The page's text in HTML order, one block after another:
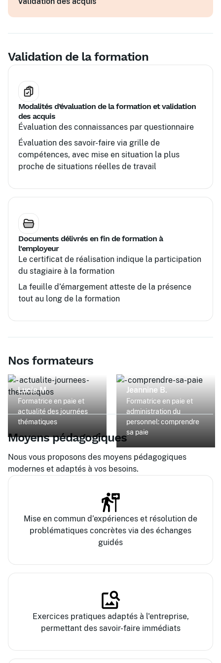
administrative
Mise à jour des connaissances légales
Validation de la formation
Modalités d’évaluation de la formation et validation
des acquis
Évaluation des connaissances par questionnaire
Évaluation des savoir-faire via grille de
compétences, avec mise en situation la plus
proche de situations réelles de travail
Documents délivrés en fin de formation à
l'employeur
Le certificat de réalisation indique la participation
du stagiaire à la formation
La feuille d’émargement atteste de la présence
tout au long de la formation
Nos formateurs
Lucie M.
Formatrice en paie et
actualité des journées
thématiques
Jeannine B.
Formatrice en paie et
administration du
personnel: comprendre
sa paie
Moyens pédagogiques
Nous vous proposons des moyens pédagogiques
modernes et adaptés à vos besoins.
Mise en commun d’expériences et résolution de
problématiques concrètes via des échanges
guidés
Exercices pratiques adaptés à l'entreprise,
permettant des savoir-faire immédiats